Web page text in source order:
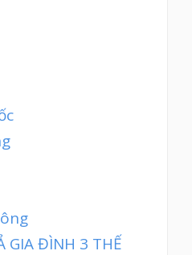
GIA ĐÌNH 3 THẾ